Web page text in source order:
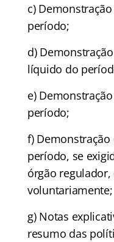
c)
período;
d)
líquido do
e)
período;
f)
período, se
órgão
voluntariamente;
g) Notas
resumo das